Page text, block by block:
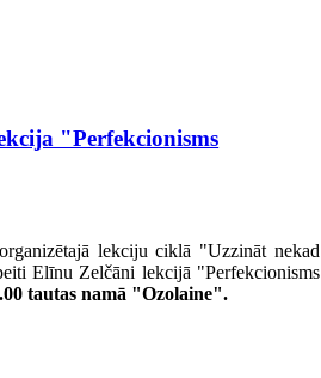
"Perfekcionisms
lekciju ciklā "Uzzināt nekad
Elīnu Zelčāni lekcijā "Perfekcionisms
tautas namā "Ozolaine".